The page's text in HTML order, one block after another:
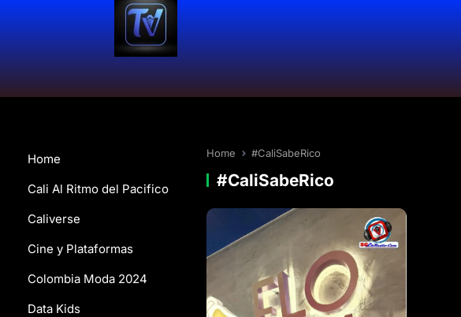
Home
Cali Al Ritmo del Pacifico
Caliverse
Cine y Plataformas
Colombia Moda 2024
Data Kids
Home #CaliSabeRico
#CaliSabeRico